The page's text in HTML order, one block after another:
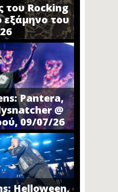
του Rocking
του
Pantera,
@
09/07/26
Helloween,